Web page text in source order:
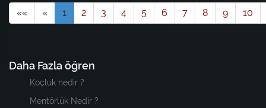
«« « 1 2 3 4 5 6 7 8 9 10
Daha Fazla öğren
Koçluk nedir ?
Mentörlük Nedir ?